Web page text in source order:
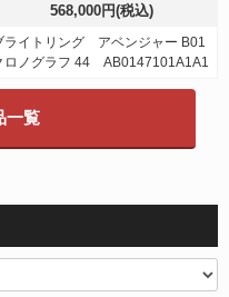
568,000円(税込)
ライトリング アベンジャー B01
ロノグラフ 44 AB0147101A1A1
一覧